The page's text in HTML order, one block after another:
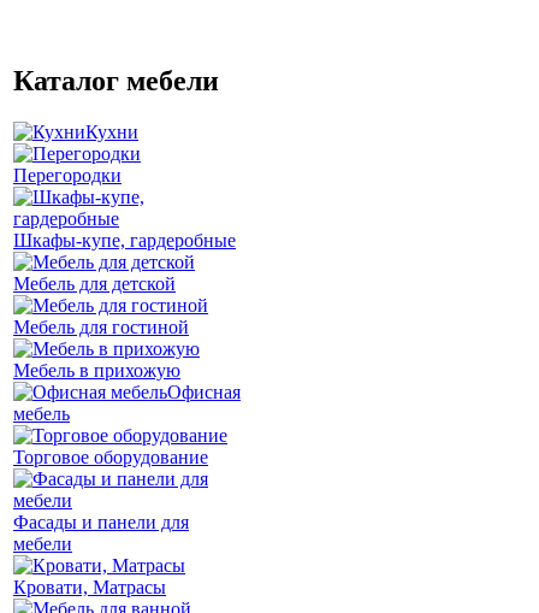
Каталог мебели
Кухни
Перегородки
Шкафы-купе, гардеробные
Мебель для детской
Мебель для гостиной
Мебель в прихожую
Офисная
мебель
Торговое оборудование
Фасады и панели для
мебели
Кровати, Матрасы